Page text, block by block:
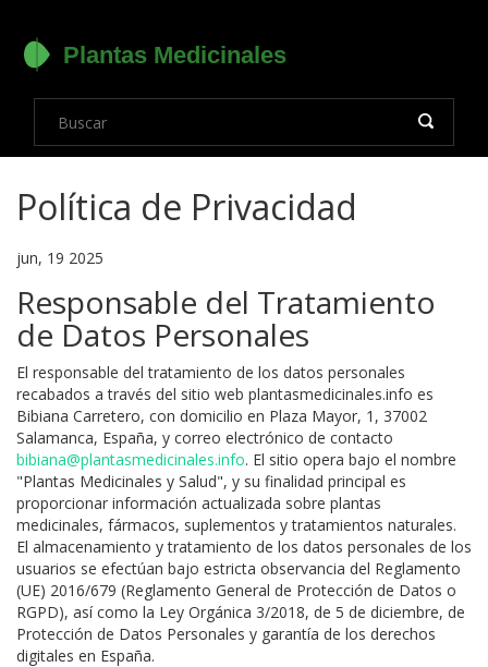
Política de Privacidad
jun, 19 2025
Responsable del Tratamiento
de Datos Personales
El responsable del tratamiento de los datos personales
recabados a través del sitio web plantasmedicinales.info es
Bibiana Carretero, con domicilio en Plaza Mayor, 1, 37002
Salamanca, España, y correo electrónico de contacto
bibiana@plantasmedicinales.info. El sitio opera bajo el nombre
"Plantas Medicinales y Salud", y su finalidad principal es
proporcionar información actualizada sobre plantas
medicinales, fármacos, suplementos y tratamientos naturales.
El almacenamiento y tratamiento de los datos personales de los
usuarios se efectúan bajo estricta observancia del Reglamento
(UE) 2016/679 (Reglamento General de Protección de Datos o
RGPD), así como la Ley Orgánica 3/2018, de 5 de diciembre, de
Protección de Datos Personales y garantía de los derechos
digitales en España.